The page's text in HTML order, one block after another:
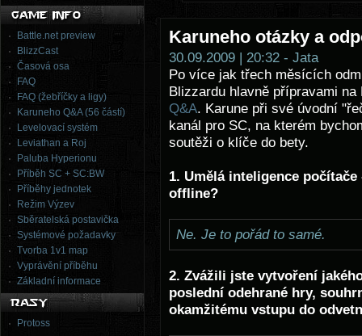
Battle.net preview
BlizzCast
Časová osa
FAQ
FAQ (žebříčky a ligy)
Karuneho Q&A (56 částí)
Levelovací systém
Leviathan a Roj
Paluba Hyperionu
Příběh SC + SC:BW
Příběhy jednotek
Režim Výzev
Sběratelská postavička
Systémové požadavky
Tvorba 1v1 map
Vyprávění příběhu
Základní informace
Protoss
Karuneho otázky a
30.09.2009 | 20:32 - Jata
Po více jak třech měsících
Blizzardu hlavně přípravami
Q&A. Karune při své úvodní
kanál pro SC, na kterém
soutěži o klíče do bety.
1. Umělá inteligence
offline?
Ne. Je to pořád to samé.
2. Zvážili jste vytvoření
poslední odehrané hry,
okamžitému vstupu do